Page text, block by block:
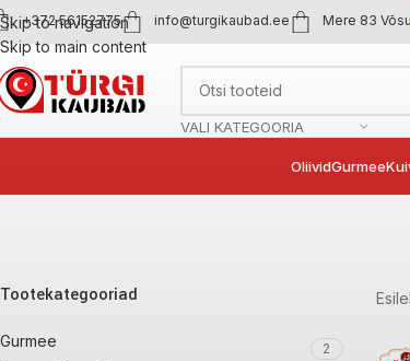
Skip to navigation
Skip to main content
+372 56152775 info@turgikaubad.ee Mere 83 Võsu
VALI KATEGOORIA
OliividGurmee
Tootekategooriad
Gurmee 2